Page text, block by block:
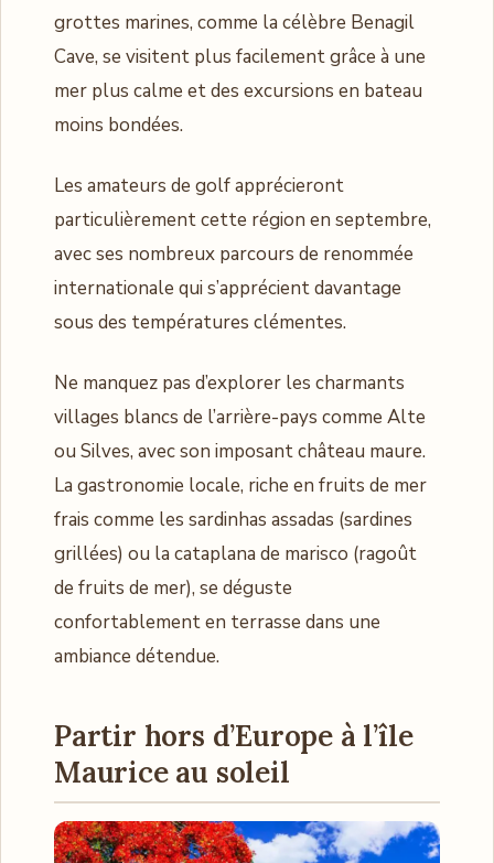
grottes marines, comme la célèbre Benagil
Cave, se visitent plus facilement grâce à une
mer plus calme et des excursions en bateau
moins bondées.
Les amateurs de golf apprécieront
particulièrement cette région en septembre,
avec ses nombreux parcours de renommée
internationale qui s’apprécient davantage
sous des températures clémentes.
Ne manquez pas d’explorer les charmants
villages blancs de l’arrière-pays comme Alte
ou Silves, avec son imposant château maure.
La gastronomie locale, riche en fruits de mer
frais comme les sardinhas assadas (sardines
grillées) ou la cataplana de marisco (ragoût
de fruits de mer), se déguste
confortablement en terrasse dans une
ambiance détendue.
Partir hors d’Europe à l’île
Mauriceau soleil